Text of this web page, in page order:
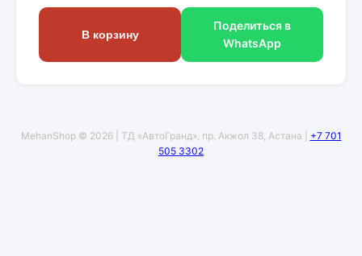
В корзину
Поделиться в
WhatsApp
MehanShop © 2026 | ТД «АвтоГранд», пр. Акжол 38, Астана | +7 701
505 3302